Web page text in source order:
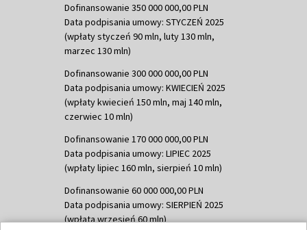
Dofinansowanie 350 000 000,00 PLN
Data podpisania umowy: STYCZEŃ 2025
(wpłaty styczeń 90 mln, luty 130 mln,
marzec 130 mln)
Dofinansowanie 300 000 000,00 PLN
Data podpisania umowy: KWIECIEŃ 2025
(wpłaty kwiecień 150 mln, maj 140 mln,
czerwiec 10 mln)
Dofinansowanie 170 000 000,00 PLN
Data podpisania umowy: LIPIEC 2025
(wpłaty lipiec 160 mln, sierpień 10 mln)
Dofinansowanie 60 000 000,00 PLN
Data podpisania umowy: SIERPIEŃ 2025
(wpłata wrzesień 60 mln)